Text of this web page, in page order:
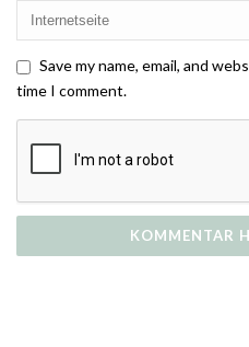
Save my name, email, and
time I comment.